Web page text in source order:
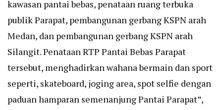
kawasan pantai bebas, penataan ruang terbuka
publik Parapat, pembangunan gerbang KSPN arah
Medan, dan pembangunan gerbang KSPN arah
Silangit. Penataan RTP Pantai Bebas Parapat
tersebut, menghadirkan wahana bermain dan sport
seperti, skateboard, joging area, spot selfie dengan
paduan hamparan semenanjung Pantai Parapat”,